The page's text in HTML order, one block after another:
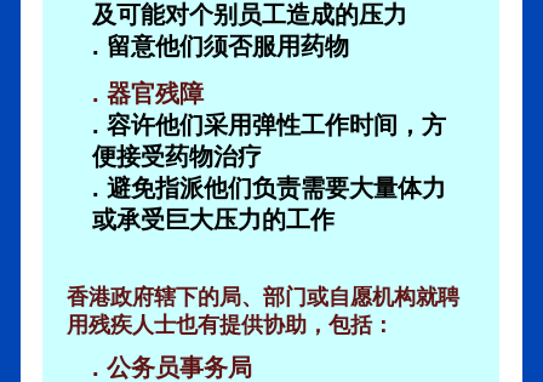
及可能对个别员工造成的压力
. 留意他们须否服用药物
. 器官残障
. 容许他们采用弹性工作时间，方
便接受药物治疗
. 避免指派他们负责需要大量体力
或承受巨大压力的工作
香港政府辖下的局、部门或自愿机构就聘
用残疾人士也有提供协助，包括：
. 公务员事务局